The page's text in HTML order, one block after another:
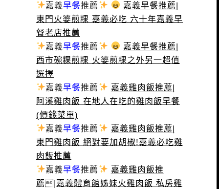
嘉義早餐推薦
嘉義早餐推薦|
東門火婆煎粿 嘉義必吃 六十年嘉義早
餐老店推薦
嘉義早餐推薦
嘉義早餐推薦|
西市碗粿煎粿 火婆煎粿之外另一超值
選擇
嘉義早餐推薦
嘉義雞肉飯推薦|
阿溪雞肉飯 在地人在吃的雞肉飯早餐
(價錢菜單)
嘉義早餐推薦
嘉義雞肉飯推薦|
東門雞肉飯 絕對要加胡椒!嘉義必吃雞
肉飯推薦
嘉義早餐推薦
嘉義雞肉飯推
薦|嘉義體育館姊妹火雞肉飯 私房雞